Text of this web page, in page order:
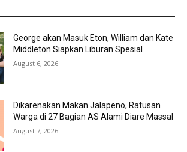
George akan Masuk Eton, William dan Kate
Middleton Siapkan Liburan Spesial
August 6, 2026
Dikarenakan Makan Jalapeno, Ratusan
Warga di 27 Bagian AS Alami Diare Massal
August 7, 2026